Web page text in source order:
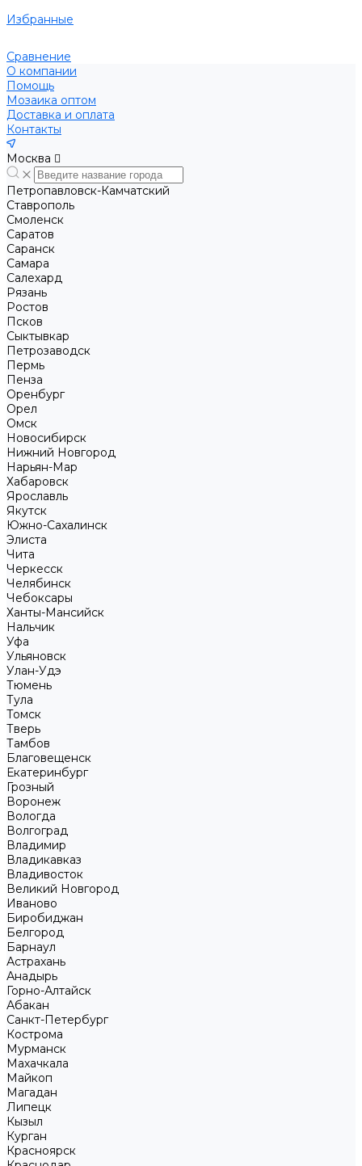
Избранные
Сравнение
О компании
Помощь
Мозаика оптом
Доставка и оплата
Контакты
Москва
Петропавловск-Камчатский
Ставрополь
Смоленск
Саратов
Саранск
Самара
Салехард
Рязань
Ростов
Псков
Сыктывкар
Петрозаводск
Пермь
Пенза
Оренбург
Орел
Омск
Новосибирск
Нижний Новгород
Нарьян-Мар
Хабаровск
Ярославль
Якутск
Южно-Сахалинск
Элиста
Чита
Черкесск
Челябинск
Чебоксары
Ханты-Мансийск
Нальчик
Уфа
Ульяновск
Улан-Удэ
Тюмень
Тула
Томск
Тверь
Тамбов
Благовещенск
Екатеринбург
Грозный
Воронеж
Вологда
Волгоград
Владимир
Владикавказ
Владивосток
Великий Новгород
Иваново
Биробиджан
Белгород
Барнаул
Астрахань
Анадырь
Горно-Алтайск
Абакан
Санкт-Петербург
Кострома
Мурманск
Махачкала
Майкоп
Магадан
Липецк
Кызыл
Курган
Красноярск